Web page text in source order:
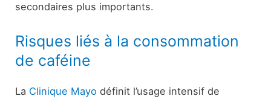
secondaires plus importants.
Risques liés à la consommation
de caféine
La Clinique Mayo définit l’usage intensif de